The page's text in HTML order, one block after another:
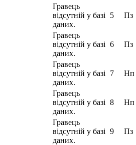
Гравець
відсутній у базі
даних.
5 Пз
Гравець
відсутній у базі
даних.
6 Пз
Гравець
відсутній у базі
даних.
7 Нп
Гравець
відсутній у базі
даних.
8 Нп
Гравець
відсутній у базі
даних.
9 Пз